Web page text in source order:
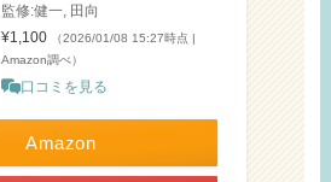
監修:健一, 田向
¥1,100
（2026/01/08 15:27時点 |
Amazon調べ）
口コミを見る
Amazon